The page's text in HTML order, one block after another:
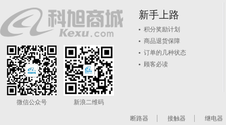
微信公众号 新浪二维码
新手上路
积分奖励计划
商品退货保障
订单的几种状态
顾客必读
断路器 接触器 继电器